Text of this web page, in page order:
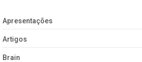
Apresentações
Artigos
Brain